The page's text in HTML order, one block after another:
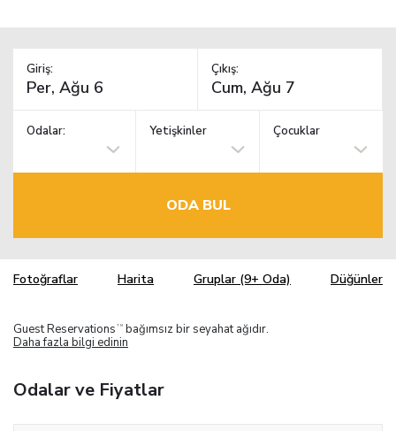
Giriş: Çıkış:
Odalar: Yetişkinler Çocuklar
ODA BUL
Fotoğraflar Harita Gruplar (9+ Oda) Düğünler
Guest Reservations TM bağımsız bir seyahat ağıdır.
Daha fazla bilgi edinin
Odalar ve Fiyatlar